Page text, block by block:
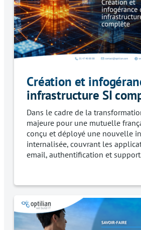
Création et
infrastructure SI
Dans le cadre de la
majeure pour une mutuelle
conçu et déployé une nouvelle
internalisée, couvrant les
email, authentification et